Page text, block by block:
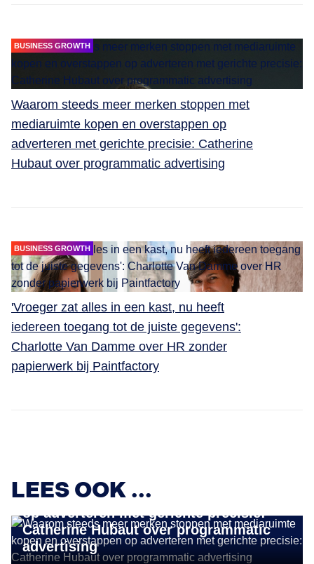
BUSINESS GROWTH
Waarom steeds meer merken stoppen met
mediaruimte kopen en overstappen op
adverteren met gerichte precisie: Catherine
Hubaut over programmatic advertising
BUSINESS GROWTH
'Vroeger zat alles in een kast, nu heeft
iedereen toegang tot de juiste gegevens':
Charlotte Van Damme over HR zonder
papierwerk bij Paintfactory
LEES OOK ...
Waarom steeds meer merken stoppen
met mediaruimte kopen en overstappen
op adverteren met gerichte precisie:
Catherine Hubaut over programmatic
advertising
BUSINESS GROWTH